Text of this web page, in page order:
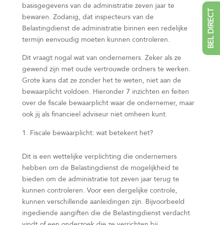
basisgegevens van de administratie zeven jaar te
bewaren. Zodanig, dat inspecteurs van de
Belastingdienst de administratie binnen een redelijke
termijn eenvoudig moeten kunnen controleren.
Dit vraagt nogal wat van ondernemers. Zeker als ze
gewend zijn met oude vertrouwde ordners te werken.
Grote kans dat ze zonder het te weten, niet aan de
bewaarplicht voldoen. Hieronder 7 inzichten en feiten
over de fiscale bewaarplicht waar de ondernemer, maar
ook jij als financieel adviseur niet omheen kunt.
Fiscale bewaarplicht: wat betekent het?
Dit is een wettelijke verplichting die ondernemers
hebben om de Belastingdienst de mogelijkheid te
bieden om de administratie tot zeven jaar terug te
kunnen controleren. Voor een dergelijke controle,
kunnen verschillende aanleidingen zijn. Bijvoorbeeld
ingediende aangiften die de Belastingdienst verdacht
BEL DIRECT